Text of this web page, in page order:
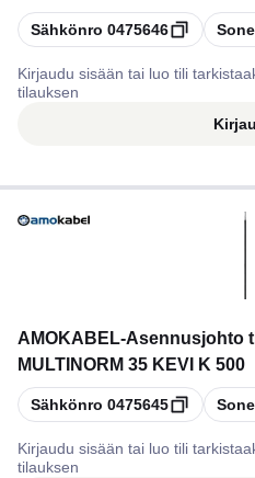
Kopioi
Sähkönro 0475646 Kopioi
Kirjaudu sisään tai luo tili
tilauksen
AMOKABEL-Asennusjohto
MULTINORM 35 KEVI K 500
Kopioi
Sähkönro 0475645 Kopioi
Kirjaudu sisään tai luo tili
tilauksen